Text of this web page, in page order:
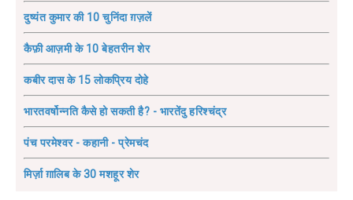
दुष्यंत कुमार की 10 चुनिंदा ग़ज़लें
कैफ़ी आज़मी के 10 बेहतरीन शेर
कबीर दास के 15 लोकप्रिय दोहे
भारतवर्षोन्नति कैसे हो सकती है? - भारतेंदु हरिश्चंद्र
पंच परमेश्वर - कहानी - प्रेमचंद
मिर्ज़ा ग़ालिब के 30 मशहूर शेर